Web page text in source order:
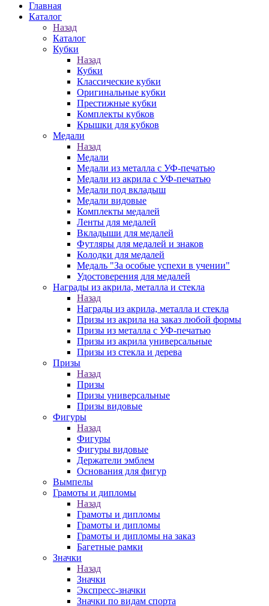
Главная
Каталог
Назад
Каталог
Кубки
Назад
Кубки
Классические кубки
Оригинальные кубки
Престижные кубки
Комплекты кубков
Крышки для кубков
Медали
Назад
Медали
Медали из металла с УФ-печатью
Медали из акрила с УФ-печатью
Медали под вкладыш
Медали видовые
Комплекты медалей
Ленты для медалей
Вкладыши для медалей
Футляры для медалей и знаков
Колодки для медалей
Медаль "За особые успехи в учении"
Удостоверения для медалей
Награды из акрила, металла и стекла
Назад
Награды из акрила, металла и стекла
Призы из акрила на заказ любой формы
Призы из металла с УФ-печатью
Призы из акрила универсальные
Призы из стекла и дерева
Призы
Назад
Призы
Призы универсальные
Призы видовые
Фигуры
Назад
Фигуры
Фигуры видовые
Держатели эмблем
Основания для фигур
Вымпелы
Грамоты и дипломы
Назад
Грамоты и дипломы
Грамоты и дипломы
Грамоты и дипломы на заказ
Багетные рамки
Значки
Назад
Значки
Экспресс-значки
Значки по видам спорта